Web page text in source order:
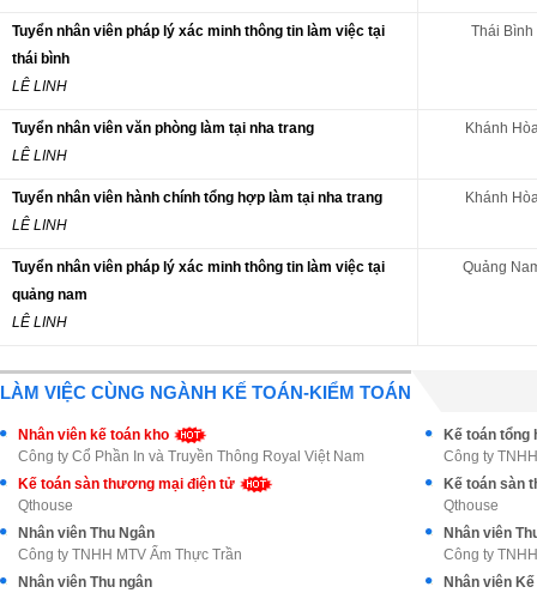
Tuyển nhân viên pháp lý xác minh thông tin làm việc tại
thái bình
LÊ LINH
Thái Bình
Tuyển nhân viên văn phòng làm tại nha trang
LÊ LINH
Khánh
Tuyển nhân viên hành chính tổng hợp làm tại nha trang
LÊ LINH
Khánh
Tuyển nhân viên pháp lý xác minh thông tin làm việc tại
quảng nam
LÊ LINH
Quảng
LÀM VIỆC CÙNG NGÀNH KẾ TOÁN-KIỂM TOÁN
Nhân viên kế toán kho
Công ty Cổ Phần In và Truyền Thông Royal Việt Nam
Kế toán tổng
Công ty
Kế toán sàn thương mại điện tử
Qthouse
Kế toán sàn
Qthouse
Nhân viên Thu Ngân
Công ty TNHH MTV Ẩm Thực Trần
Nhân viên
Công ty
Nhân viên Thu ngân
Nhân viên